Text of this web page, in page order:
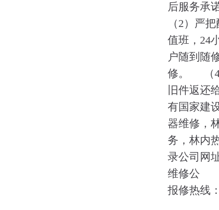
后服务承
（2）严
值班，24
户随到随
修。 （4
旧件返还
有国家建
器维修，
务，林内
录公司网
维修公
报修热线